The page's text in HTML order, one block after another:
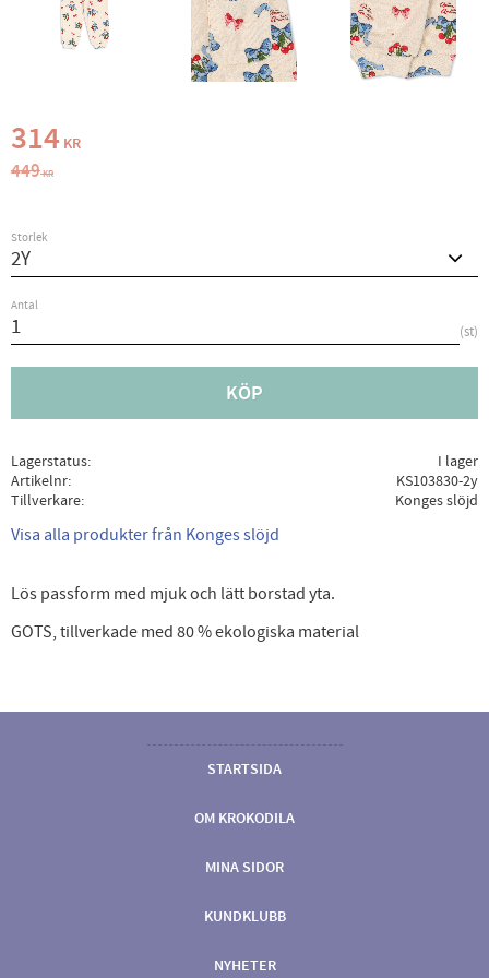
Nedsatt pris:
314 KR
Ordinarie pris:
449KR
Storlek
Antal
st
KÖP
Lagerstatus
I lager
Artikelnr
KS103830-2y
Tillverkare
Konges slöjd
Visa alla produkter från Konges slöjd
Lös passform med mjuk och lätt borstad yta.
GOTS, tillverkade med 80 % ekologiska material
STARTSIDA
OM KROKODILA
MINA SIDOR
KUNDKLUBB
NYHETER